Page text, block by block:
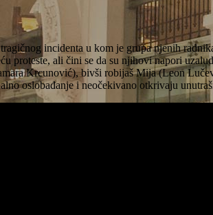
incidenta u kom je grupa njenih
ali čini se da su njihovi napori
Krcunović), bivši robijaš Mija (Leon
oslobađanje i neočekivano otkrivaju